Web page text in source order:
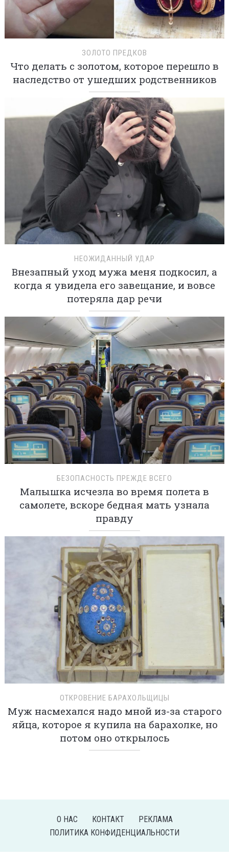
ЗОЛОТО ПРЕДКОВ
Что делать с золотом, которое перешло в
наследство от ушедших родственников
НЕОЖИДАННЫЙ УДАР
Внезапный уход мужа меня подкосил, а
когда я увидела его завещание, и вовсе
потеряла дар речи
БЕЗОПАСНОСТЬ ПРЕЖДЕ ВСЕГО
Малышка исчезла во время полета в
самолете, вскоре бедная мать узнала
правду
ОТКРОВЕНИЕ БАРАХОЛЬЩИЦЫ
Муж насмехался надо мной из-за старого
яйца, которое я купила на барахолке, но
потом оно открылось
О НАС КОНТАКТ
РЕКЛАМА
ПОЛИТИКА КОНФИДЕНЦИАЛЬНОСТИ